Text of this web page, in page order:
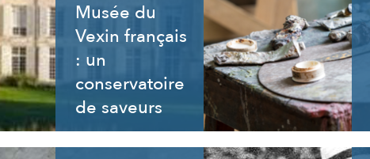
Musée du
Vexin français
: un
conservatoire
de saveurs